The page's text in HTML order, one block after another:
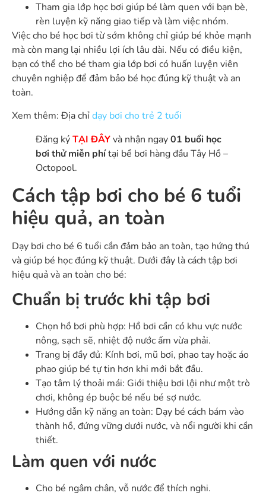
Tham gia lớp học bơi giúp bé làm quen với bạn bè,
rèn luyện kỹ năng giao tiếp và làm việc nhóm.
Việc cho bé học bơi từ sớm không chỉ giúp bé khỏe mạnh
mà còn mang lại nhiều lợi ích lâu dài. Nếu có điều kiện,
bạn có thể cho bé tham gia lớp bơi có huấn luyện viên
chuyên nghiệp để đảm bảo bé học đúng kỹ thuật và an
toàn.
Xem thêm: Địa chỉdạy bơi cho trẻ 2 tuổi
Đăng kýTẠI ĐÂYvà nhận ngay01 buổi học
bơi thử miễn phítại bể bơi hàng đầu Tây Hồ –
Octopool.
Cách tập bơi cho bé 6 tuổi
hiệu quả, an toàn
Dạy bơi cho bé 6 tuổi cần đảm bảo an toàn, tạo hứng thú
và giúp bé học đúng kỹ thuật. Dưới đây là cách tập bơi
hiệu quả và an toàn cho bé:
Chuẩn bị trước khi tập bơi
Chọn hồ bơi phù hợp: Hồ bơi cần có khu vực nước
nông, sạch sẽ, nhiệt độ nước ấm vừa phải.
Trang bị đầy đủ: Kính bơi, mũ bơi, phao tay hoặc áo
phao giúp bé tự tin hơn khi mới bắt đầu.
Tạo tâm lý thoải mái: Giới thiệu bơi lội như một trò
chơi, không ép buộc bé nếu bé sợ nước.
Hướng dẫn kỹ năng an toàn: Dạy bé cách bám vào
thành hồ, đứng vững dưới nước, và nổi người khi cần
thiết.
Làm quen với nước
Cho bé ngâm chân, vỗ nước để thích nghi.